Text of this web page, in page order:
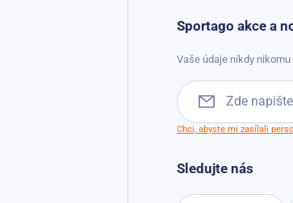
Sportago akce a
Vaše údaje nikdy
Chci, abyste mi zasílali
Sledujte nás